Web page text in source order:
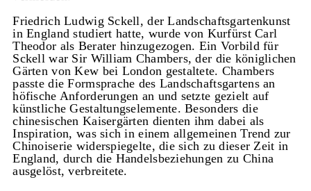
Friedrich Ludwig Sckell, der Landschaftsgartenkunst
in England studiert hatte, wurde von Kurfürst Carl
Theodor als Berater hinzugezogen. Ein Vorbild für
Sckell war Sir William Chambers, der die königlichen
Gärten von Kew bei London gestaltete. Chambers
passte die Formsprache des Landschaftsgartens an
höfische Anforderungen an und setzte gezielt auf
künstliche Gestaltungselemente. Besonders die
chinesischen Kaisergärten dienten ihm dabei als
Inspiration, was sich in einem allgemeinen Trend zur
Chinoiserie widerspiegelte, die sich zu dieser Zeit in
England, durch die Handelsbeziehungen zu China
ausgelöst, verbreitete.